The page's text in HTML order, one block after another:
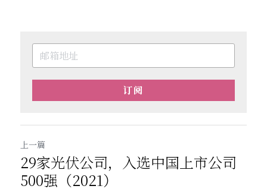
订阅
上一篇
29家光伏公司，入选中国上市公司
500强（2021）